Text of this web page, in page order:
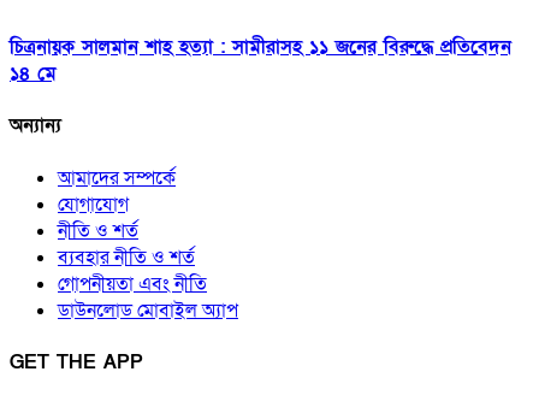
চিত্রনায়ক সালমান শাহ হত্যা : সামীরাসহ ১১ জনের বিরুদ্ধে প্রতিবেদন
১৪ মে
অন্যান্য
আমাদের সম্পর্কে
যোগাযোগ
নীতি ও শর্ত
ব্যবহার নীতি ও শর্ত
গোপনীয়তা এবং নীতি
ডাউনলোড মোবাইল অ্যাপ
GET THE APP